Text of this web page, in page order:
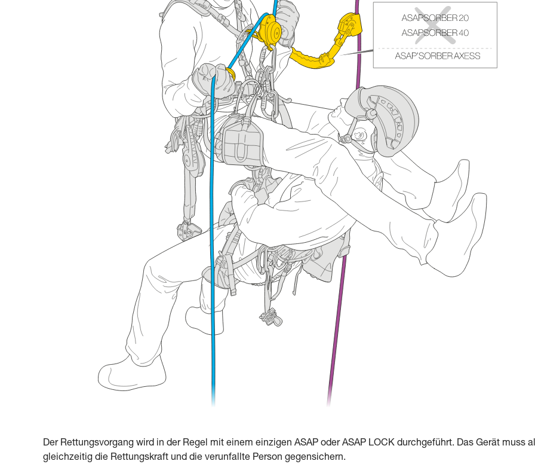
Der Rettungsvorgang wird in der Regel mit einem einzigen ASAP oder ASAP LOCK durchgeführt. Das Gerät muss
gleichzeitig die Rettungskraft und die verunfallte Person gegensichern.